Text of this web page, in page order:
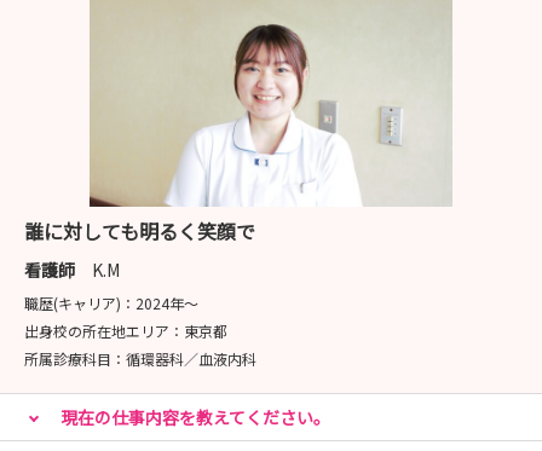
誰に対しても明るく笑顔で
看護師 K.M
職歴(キャリア)： 2024年〜
出身校の所在地エリア： 東京都
所属診療科目： 循環器科／血液内科
現在の仕事内容を教えてください。